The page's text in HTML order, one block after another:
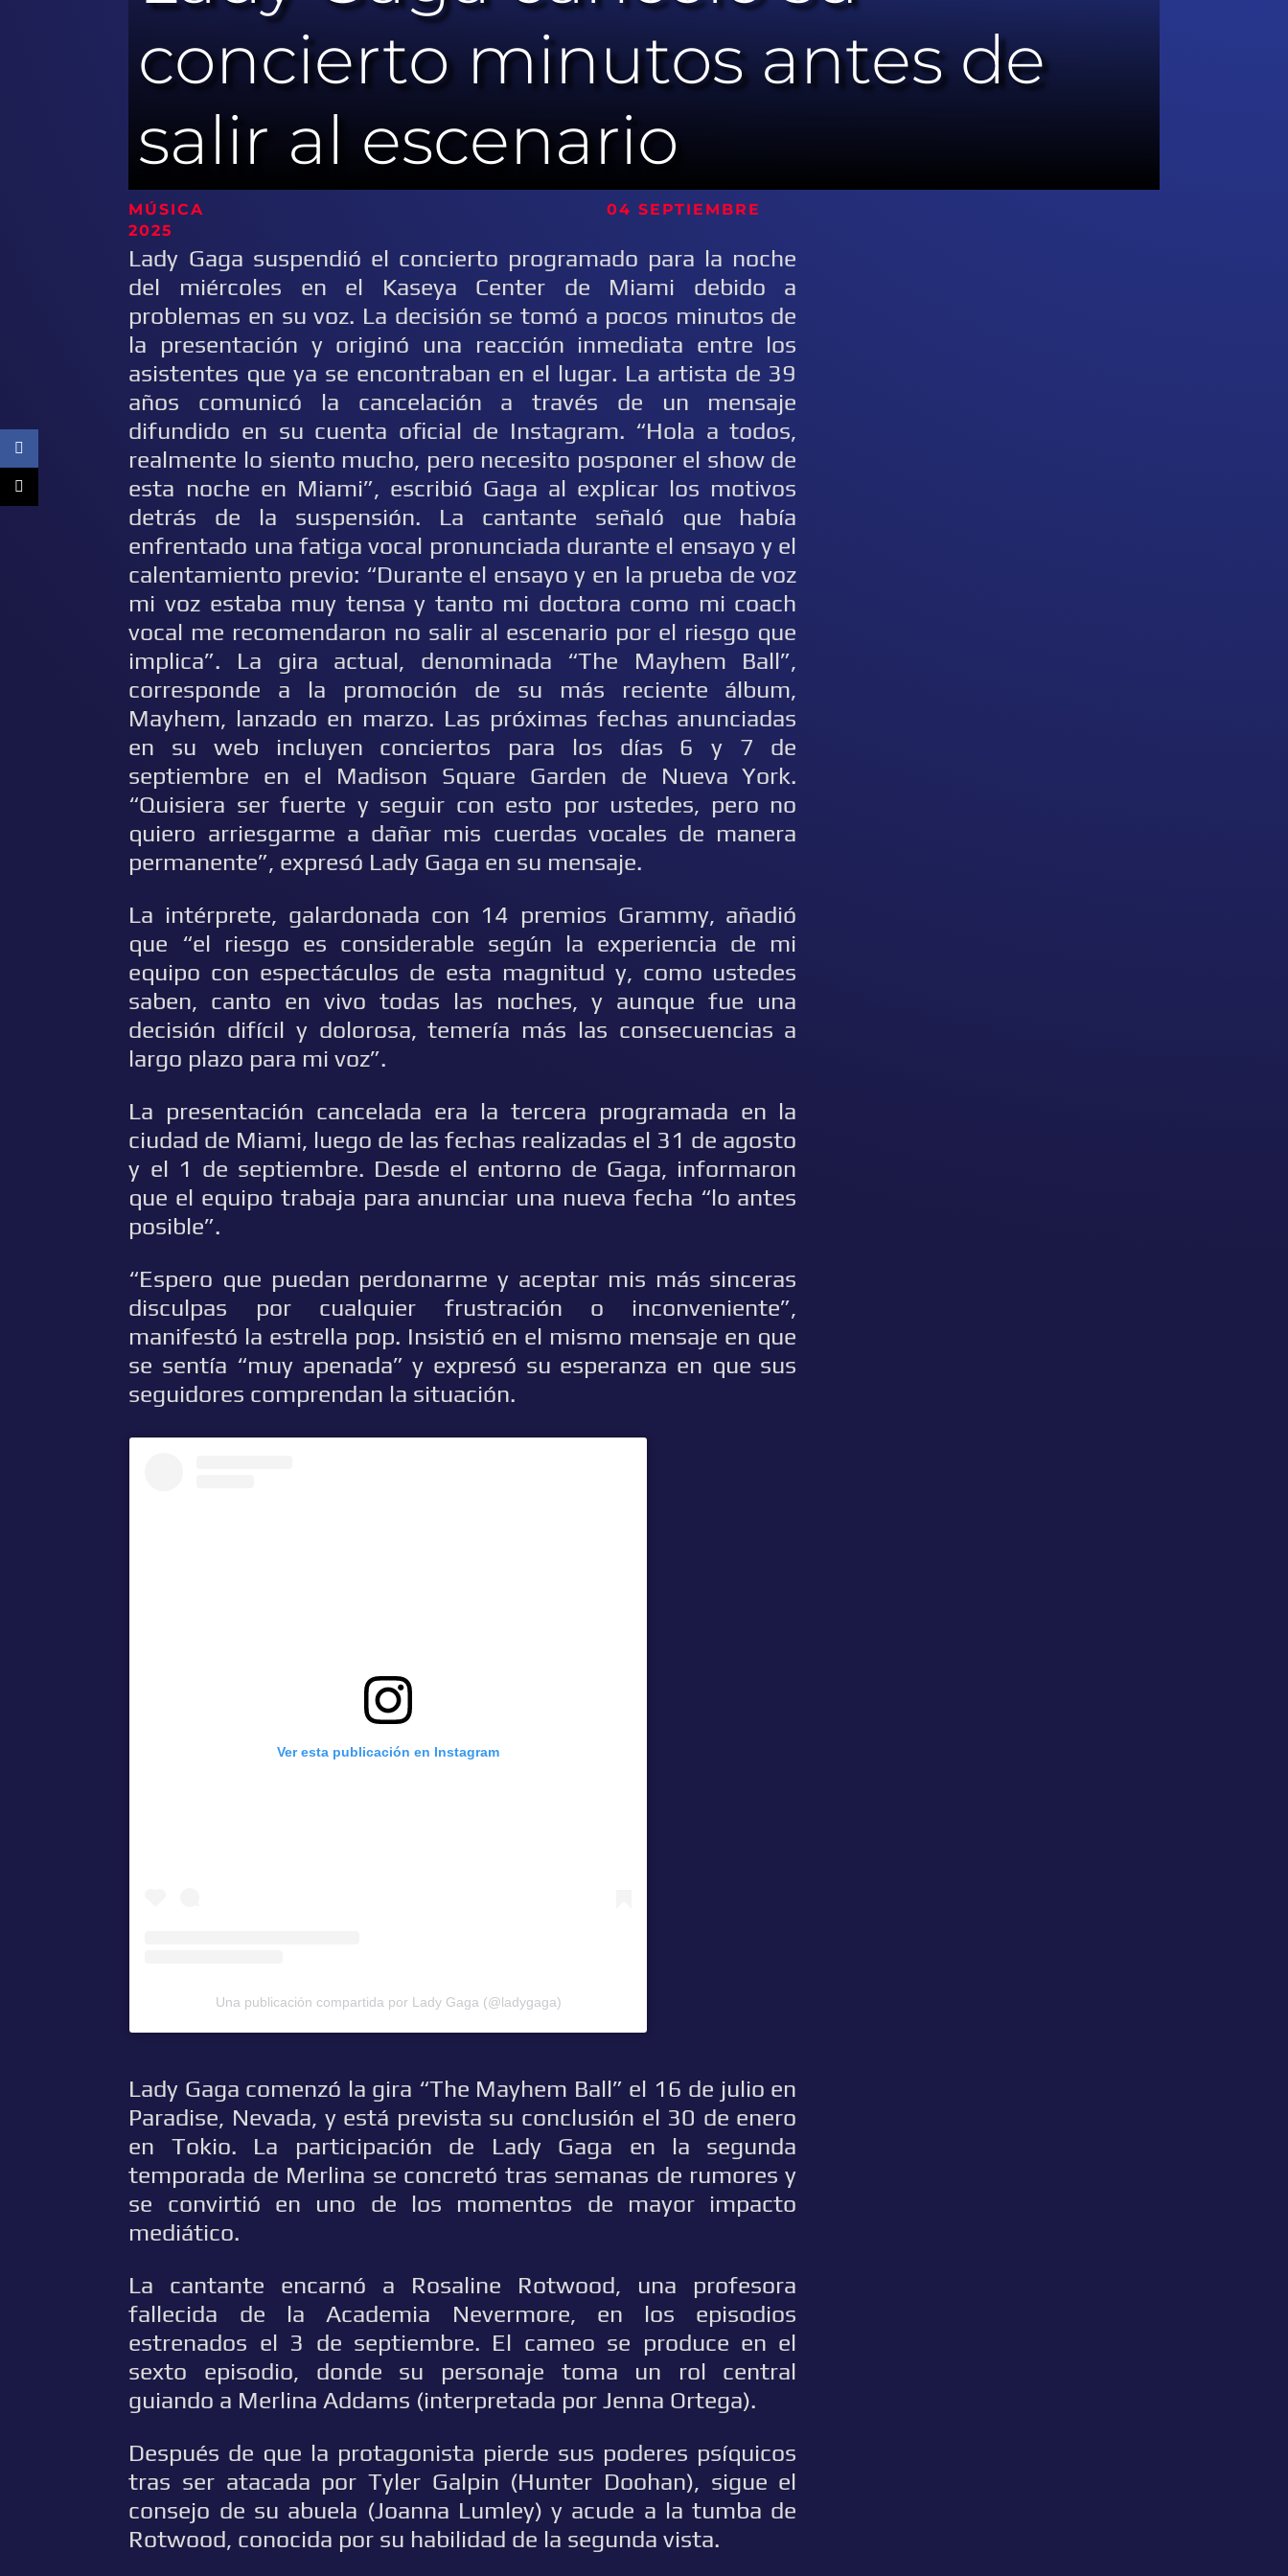
concierto minutos antes de
salir al escenario
MÚSICA 04 SEPTIEMBRE
2025
Lady Gaga suspendió el concierto programado para la noche
del miércoles en el Kaseya Center de Miami debido a
problemas en su voz. La decisión se tomó a pocos minutos de
la presentación y originó una reacción inmediata entre los
asistentes que ya se encontraban en el lugar. La artista de 39
años comunicó la cancelación a través de un mensaje
difundido en su cuenta oficial de Instagram. “Hola a todos,
realmente lo siento mucho, pero necesito posponer el show de
esta noche en Miami”, escribió Gaga al explicar los motivos
detrás de la suspensión. La cantante señaló que había
enfrentado una fatiga vocal pronunciada durante el ensayo y el
calentamiento previo: “Durante el ensayo y en la prueba de voz
mi voz estaba muy tensa y tanto mi doctora como mi coach
vocal me recomendaron no salir al escenario por el riesgo que
implica”. La gira actual, denominada “The Mayhem Ball”,
corresponde a la promoción de su más reciente álbum,
Mayhem, lanzado en marzo. Las próximas fechas anunciadas
en su web incluyen conciertos para los días 6 y 7 de
septiembre en el Madison Square Garden de Nueva York.
“Quisiera ser fuerte y seguir con esto por ustedes, pero no
quiero arriesgarme a dañar mis cuerdas vocales de manera
permanente”, expresó Lady Gaga en su mensaje.
La intérprete, galardonada con 14 premios Grammy, añadió
que “el riesgo es considerable según la experiencia de mi
equipo con espectáculos de esta magnitud y, como ustedes
saben, canto en vivo todas las noches, y aunque fue una
decisión difícil y dolorosa, temería más las consecuencias a
largo plazo para mi voz”.
La presentación cancelada era la tercera programada en la
ciudad de Miami, luego de las fechas realizadas el 31 de agosto
y el 1 de septiembre. Desde el entorno de Gaga, informaron
que el equipo trabaja para anunciar una nueva fecha “lo antes
posible”.
“Espero que puedan perdonarme y aceptar mis más sinceras
disculpas por cualquier frustración o inconveniente”,
manifestó la estrella pop. Insistió en el mismo mensaje en que
se sentía “muy apenada” y expresó su esperanza en que sus
seguidores comprendan la situación.
Ver esta publicación en Instagram
Una publicación compartida por Lady Gaga (@ladygaga)
Lady Gaga comenzó la gira “The Mayhem Ball” el 16 de julio en
Paradise, Nevada, y está prevista su conclusión el 30 de enero
en Tokio. La participación de Lady Gaga en la segunda
temporada de Merlina se concretó tras semanas de rumores y
se convirtió en uno de los momentos de mayor impacto
mediático.
La cantante encarnó a Rosaline Rotwood, una profesora
fallecida de la Academia Nevermore, en los episodios
estrenados el 3 de septiembre. El cameo se produce en el
sexto episodio, donde su personaje toma un rol central
guiando a Merlina Addams (interpretada por Jenna Ortega).
Después de que la protagonista pierde sus poderes psíquicos
tras ser atacada por Tyler Galpin (Hunter Doohan), sigue el
consejo de su abuela (Joanna Lumley) y acude a la tumba de
Rotwood, conocida por su habilidad de la segunda vista.